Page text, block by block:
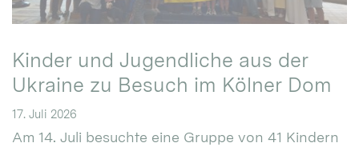
Kinder und Jugendliche aus der
Ukraine zu Besuch im Kölner Dom
17. Juli 2026
Am 14. Juli besuchte eine Gruppe von 41 Kindern